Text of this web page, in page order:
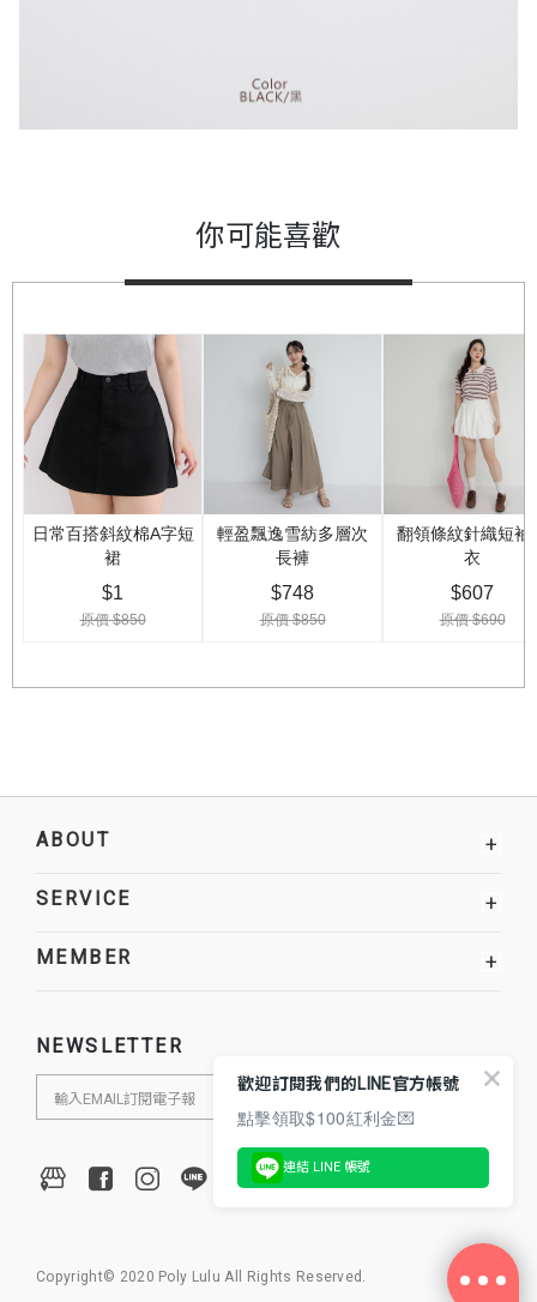
你可能喜歡
ABOUT +
SERVICE +
MEMBER +
NEWSLETTER
Copyright© 2020 Poly Lulu All Rights Reserved.
歡迎訂閱我們的LINE官方帳號
點擊領取$100紅利金💌
連結 LINE 帳號